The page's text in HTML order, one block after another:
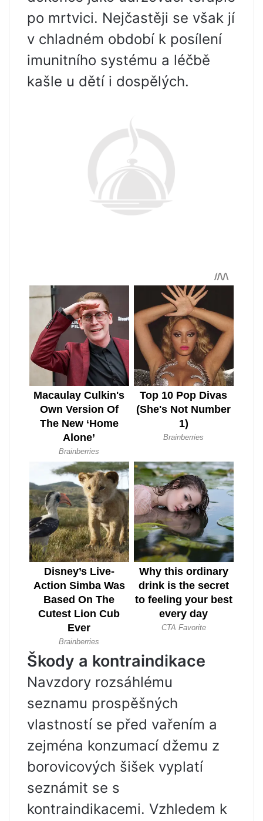
po mrtvici. Nejčastěji se však jí
v chladném období k posílení
imunitního systému a léčbě
kašle u dětí i dospělých.
Škody a kontraindikace
Navzdory rozsáhlému
seznamu prospěšných
vlastností se před vařením a
zejména konzumací džemu z
borovicových šišek vyplatí
seznámit se s
kontraindikacemi. Vzhledem k